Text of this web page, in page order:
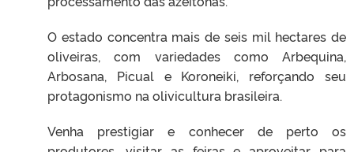
O estado concentra mais de seis mil hectares de
oliveiras, com variedades como Arbequina,
Arbosana, Picual e Koroneiki, reforçando seu
protagonismo na olivicultura brasileira.
Venha prestigiar e conhecer de perto os